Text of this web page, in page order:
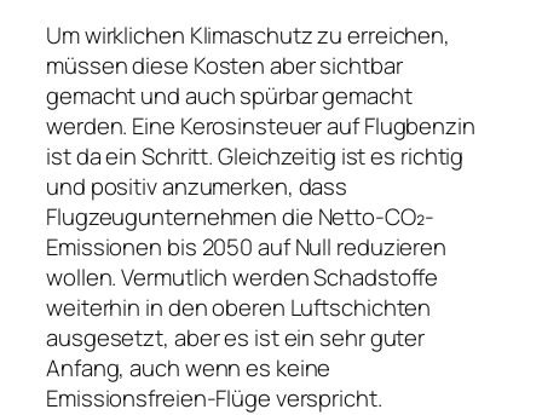
Um wirklichen Klimaschutz zu erreichen,
müssen diese Kosten aber sichtbar
gemacht und auch spürbar gemacht
werden. Eine Kerosinsteuer auf Flugbenzin
ist da ein Schritt. Gleichzeitig ist es richtig
und positiv anzumerken, dass
Flugzeugunternehmen die Netto-CO₂-
Emissionen bis 2050 auf Null reduzieren
wollen. Vermutlich werden Schadstoffe
weiterhin in den oberen Luftschichten
ausgesetzt, aber es ist ein sehr guter
Anfang, auch wenn es keine
Emissionsfreien-Flüge verspricht.